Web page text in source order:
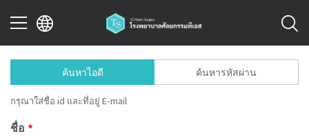
이전
ค้นหาไอดี ค้นหารหัสผ่าน
กรุณาใส่ชื่อ id และที่อยู่ E-mail
ชื่อ *